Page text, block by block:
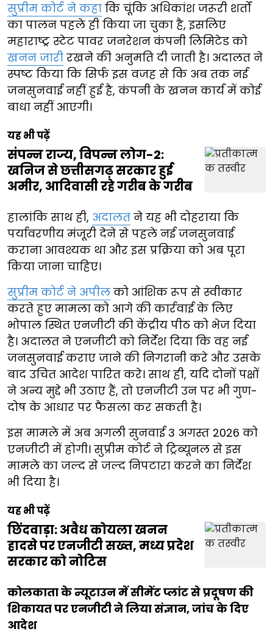
सुप्रीम कोर्ट ने कहा कि चूंकि अधिकांश जरूरी शर्तों
का पालन पहले ही किया जा चुका है, इसलिए
महाराष्ट्र स्टेट पावर जनरेशन कंपनी लिमिटेड को
खनन जारी रखने की अनुमति दी जाती है। अदालत ने
स्पष्ट किया कि सिर्फ इस वजह से कि अब तक नई
जनसुनवाई नहीं हुई है, कंपनी के खनन कार्य में कोई
बाधा नहीं आएगी।
यह भी पढ़ें
संपन्न राज्य, विपन्न लोग-2:
खनिज से छत्तीसगढ़ सरकार हुई
अमीर, आदिवासी रहे गरीब के गरीब
हालांकि साथ ही, अदालत ने यह भी दोहराया कि
पर्यावरणीय मंजूरी देने से पहले नई जनसुनवाई
कराना आवश्यक था और इस प्रक्रिया को अब पूरा
किया जाना चाहिए।
सुप्रीम कोर्ट ने अपील को आंशिक रूप से स्वीकार
करते हुए मामला को आगे की कार्रवाई के लिए
भोपाल स्थित एनजीटी की केंद्रीय पीठ को भेज दिया
है। अदालत ने एनजीटी को निर्देश दिया कि वह नई
जनसुनवाई कराए जाने की निगरानी करे और उसके
बाद उचित आदेश पारित करे। साथ ही, यदि दोनों पक्षों
ने अन्य मुद्दे भी उठाए हैं, तो एनजीटी उन पर भी गुण-
दोष के आधार पर फैसला कर सकती है।
इस मामले में अब अगली सुनवाई 3 अगस्त 2026 को
एनजीटी में होगी। सुप्रीम कोर्ट ने ट्रिब्यूनल से इस
मामले का जल्द से जल्द निपटारा करने का निर्देश
भी दिया है।
यह भी पढ़ें
छिंदवाड़ा: अवैध कोयला खनन
हादसे पर एनजीटी सख्त, मध्य प्रदेश
सरकार को नोटिस
कोलकाता के न्यूटाउन में सीमेंट प्लांट से प्रदूषण की
शिकायत पर एनजीटी ने लिया संज्ञान, जांच के दिए
आदेश